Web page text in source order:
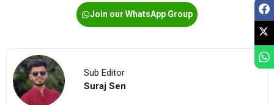
Join our WhatsApp Group
Sub Editor
Suraj Sen